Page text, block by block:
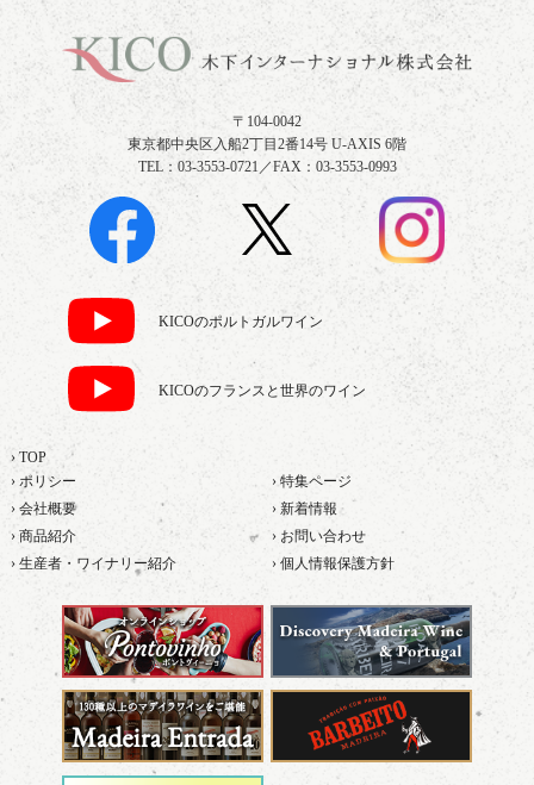
〒104-0042
東京都中央区入船2丁目2番14号 U-AXIS 6階
TEL：03-3553-0721／FAX：03-3553-0993
KICOのポルトガルワイン
KICOのフランスと世界のワイン
› TOP
› ポリシー
› 特集ページ
› 会社概要
› 新着情報
› 商品紹介
› お問い合わせ
› 生産者・ワイナリー紹介
› 個人情報保護方針